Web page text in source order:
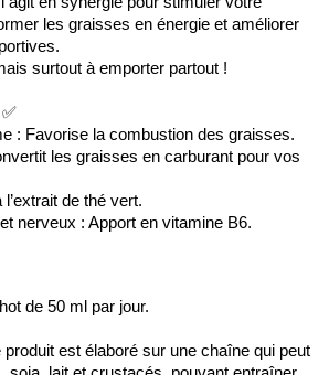
les graisses en énergie et améliorer
surtout à emporter partout !
✅
: Favorise la combustion des graisses.
les graisses en carburant pour vos
de thé vert.
nerveux : Apport en vitamine B6.
de 50 ml par jour.
produit est élaboré sur une chaîne qui peut